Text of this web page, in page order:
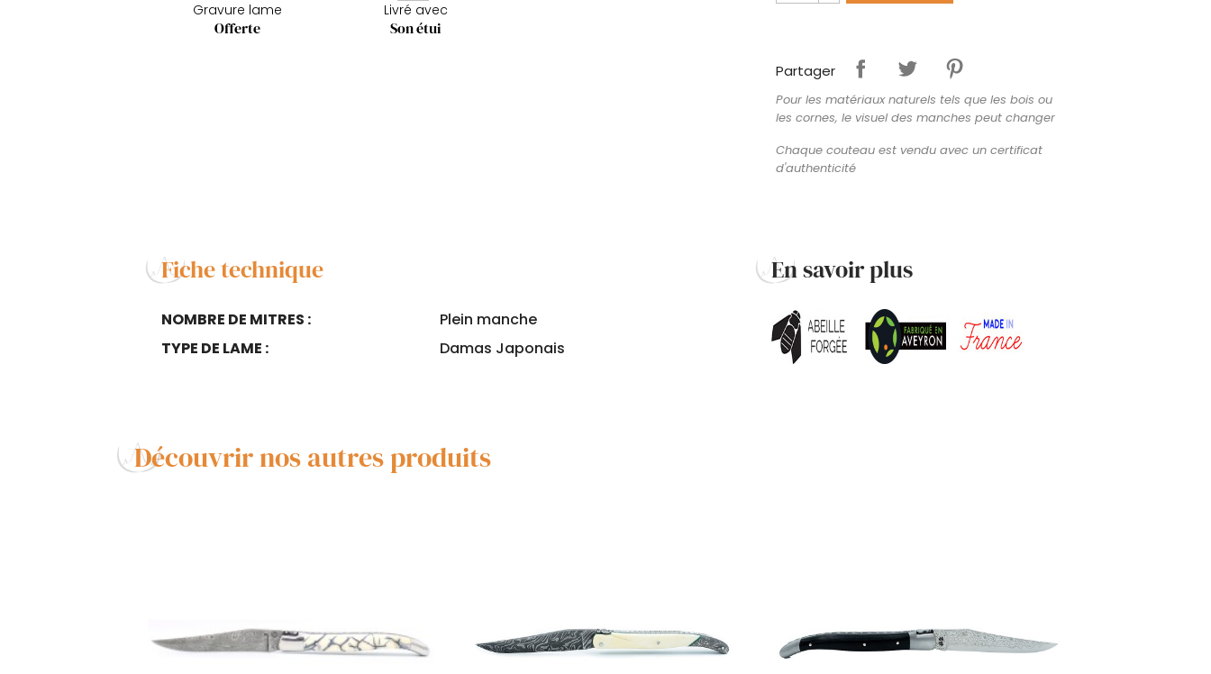
Gravure lame
Offerte
Livré avec
Son étui
Partager
Pour les matériaux naturels tels que les bois ou
les cornes, le visuel des manches peut changer
Chaque couteau est vendu avec un certificat
d'authenticité
Fiche technique
NOMBRE DE MITRES :
Plein manche
TYPE DE LAME :
Damas Japonais
En savoir plus
Découvrir nos autres produits